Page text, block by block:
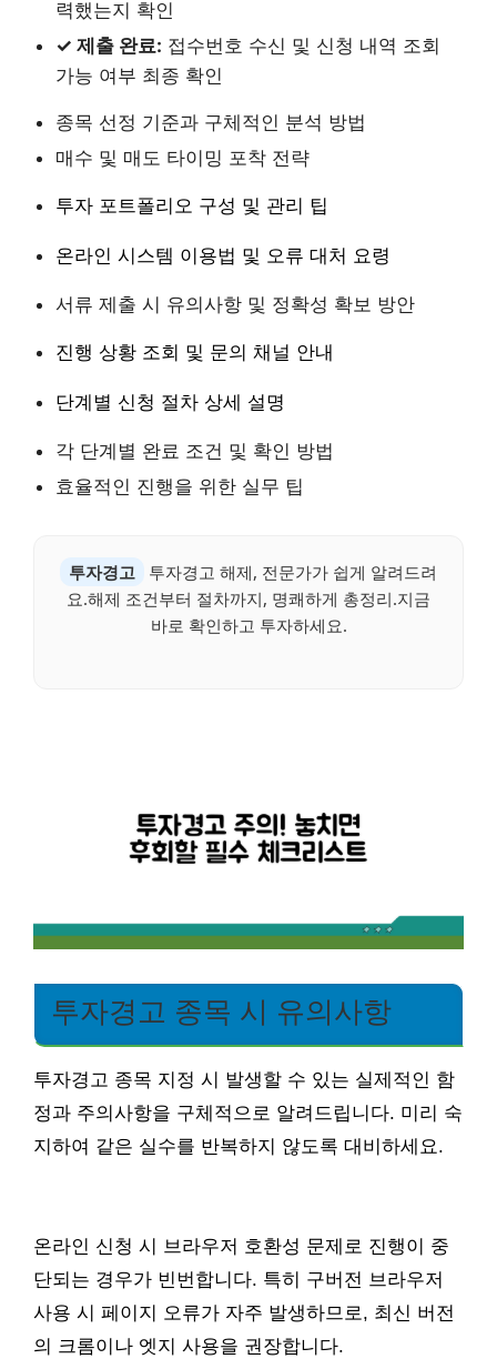
력했는지 확인
✓ 제출 완료: 접수번호 수신 및 신청 내역 조회
가능 여부 최종 확인
종목 선정 기준과 구체적인 분석 방법
매수 및 매도 타이밍 포착 전략
투자 포트폴리오 구성 및 관리 팁
온라인 시스템 이용법 및 오류 대처 요령
서류 제출 시 유의사항 및 정확성 확보 방안
진행 상황 조회 및 문의 채널 안내
단계별 신청 절차 상세 설명
각 단계별 완료 조건 및 확인 방법
효율적인 진행을 위한 실무 팁
투자경고
투자경고 해제, 전문가가 쉽게 알려드려
요.해제 조건부터 절차까지, 명쾌하게 총정리.지금
바로 확인하고 투자하세요.
투자경고 종목 시 유의사항
투자경고 종목 지정 시 발생할 수 있는 실제적인 함
정과 주의사항을 구체적으로 알려드립니다. 미리 숙
지하여 같은 실수를 반복하지 않도록 대비하세요.
온라인 신청 시 브라우저 호환성 문제로 진행이 중
단되는 경우가 빈번합니다. 특히 구버전 브라우저
사용 시 페이지 오류가 자주 발생하므로, 최신 버전
의 크롬이나 엣지 사용을 권장합니다.